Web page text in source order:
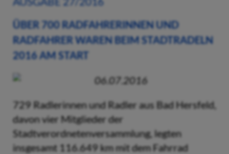
ÜBER 700 RADFAHRERINNEN UND
RADFAHRER WAREN BEIM STADTRADELN
2016 AM START
06.07.2016
729 Radlerinnen und Radler aus Bad Hersfeld,
davon vier Mitglieder der
Stadtverordnetenversammlung, legten
insgesamt 116.649 km mit dem Fahrrad